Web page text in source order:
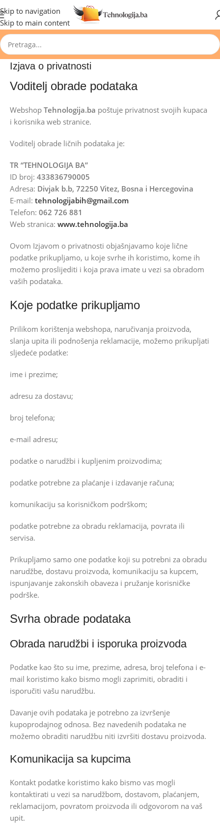
Skip to navigation
Skip to main content
🔥 Pogledajte aktuelne akcije 🔥
Izjava o privatnosti
Voditelj obrade podataka
Webshop Tehnologija.ba poštuje privatnost svojih kupaca
i korisnika web stranice.
Voditelj obrade ličnih podataka je:
TR “TEHNOLOGIJA BA”
ID broj: 433836790005
Adresa: Divjak b.b, 72250 Vitez, Bosna i Hercegovina
E-mail: tehnologijabih@gmail.com
Telefon: 062 726 881
Web stranica: www.tehnologija.ba
Ovom Izjavom o privatnosti objašnjavamo koje lične
podatke prikupljamo, u koje svrhe ih koristimo, kome ih
možemo proslijediti i koja prava imate u vezi sa obradom
vaših podataka.
Koje podatke prikupljamo
Prilikom korištenja webshopa, naručivanja proizvoda,
slanja upita ili podnošenja reklamacije, možemo prikupljati
sljedeće podatke:
ime i prezime;
adresu za dostavu;
broj telefona;
e-mail adresu;
podatke o narudžbi i kupljenim proizvodima;
podatke potrebne za plaćanje i izdavanje računa;
komunikaciju sa korisničkom podrškom;
podatke potrebne za obradu reklamacija, povrata ili
servisa.
Prikupljamo samo one podatke koji su potrebni za obradu
narudžbe, dostavu proizvoda, komunikaciju sa kupcem,
ispunjavanje zakonskih obaveza i pružanje korisničke
podrške.
Svrha obrade podataka
Obrada narudžbi i isporuka proizvoda
Podatke kao što su ime, prezime, adresa, broj telefona i e-
mail koristimo kako bismo mogli zaprimiti, obraditi i
isporučiti vašu narudžbu.
Davanje ovih podataka je potrebno za izvršenje
kupoprodajnog odnosa. Bez navedenih podataka ne
možemo obraditi narudžbu niti izvršiti dostavu proizvoda.
Komunikacija sa kupcima
Kontakt podatke koristimo kako bismo vas mogli
kontaktirati u vezi sa narudžbom, dostavom, plaćanjem,
reklamacijom, povratom proizvoda ili odgovorom na vaš
upit.